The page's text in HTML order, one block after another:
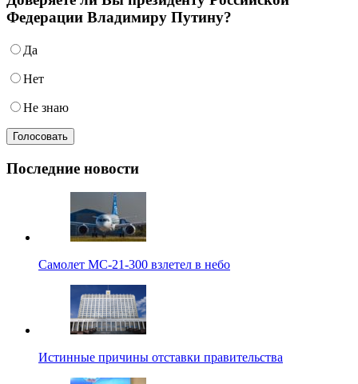
Федерации Владимиру Путину?
Да
Нет
Не знаю
Последние новости
Самолет МС-21-300 взлетел в небо
Истинные причины отставки правительства